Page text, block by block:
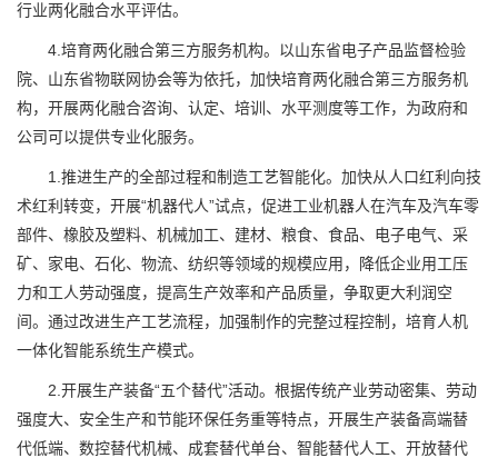
行业两化融合水平评估。
4.培育两化融合第三方服务机构。以山东省电子产品监督检验
院、山东省物联网协会等为依托，加快培育两化融合第三方服务机
构，开展两化融合咨询、认定、培训、水平测度等工作，为政府和
公司可以提供专业化服务。
1.推进生产的全部过程和制造工艺智能化。加快从人口红利向技
术红利转变，开展“机器代人”试点，促进工业机器人在汽车及汽车零
部件、橡胶及塑料、机械加工、建材、粮食、食品、电子电气、采
矿、家电、石化、物流、纺织等领域的规模应用，降低企业用工压
力和工人劳动强度，提高生产效率和产品质量，争取更大利润空
间。通过改进生产工艺流程，加强制作的完整过程控制，培育人机
一体化智能系统生产模式。
2.开展生产装备“五个替代”活动。根据传统产业劳动密集、劳动
强度大、安全生产和节能环保任务重等特点，开展生产装备高端替
代低端、数控替代机械、成套替代单台、智能替代人工、开放替代